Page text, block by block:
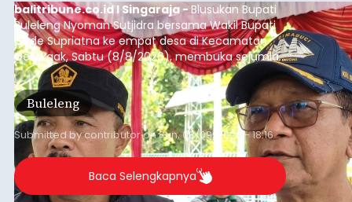
balitribune.co.id I Singaraja - Blusukan Bupati
Buleleng Nyoman Sutjidra bersama Wakil Bupati
Gede Supriatna ke empat desa di Kecamatan
Gerokgak, Sabtu (8/8/2026), membuka sejumlah
persoalan yang masih dihadapi masyarakat. Dari
jalan desa yang rusak hingga potensi pertanian
yang belum optimal, semuanya menjadi
perhatian pemerintah daerah.
Buleleng
Submitted bycontributoronSun, 08/09/2026 - 18:16
Baca Selengkapnya